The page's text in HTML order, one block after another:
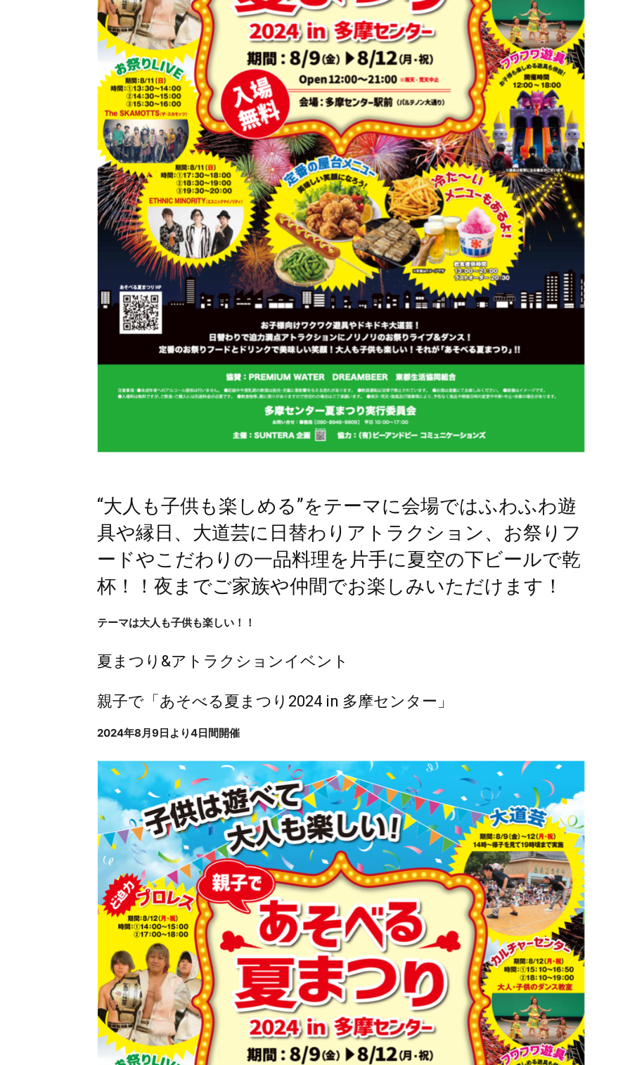
“大人も子供も楽しめる”をテーマに会場ではふわふわ遊
具や縁日、大道芸に日替わりアトラクション、お祭りフ
ードやこだわりの一品料理を片手に夏空の下ビールで乾
杯！！夜までご家族や仲間でお楽しみいただけます！
テーマは大人も子供も楽しい！！
夏まつり&アトラクションイベント
親子で「あそべる夏まつり2024 in 多摩センター」
2024年8月9日より4日間開催